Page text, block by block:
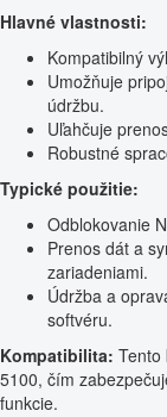
Hlavné vlastnosti:
Kompatibilný
Umožňuje
údržbu.
Uľahčuje
Robustné
Typické použitie:
Odblokovanie
Prenos dát a
zariadeniami.
Údržba a
softvéru.
Kompatibilita: Tento
5100, čím
funkcie.